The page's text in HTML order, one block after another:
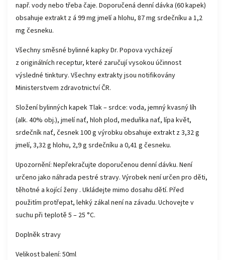
např. vody nebo třeba čaje. Doporučená denní dávka (60 kapek)
obsahuje extrakt z á 99 mg jmelí a hlohu, 87 mg srdečníku a 1,2
mg česneku.
Všechny směsné bylinné kapky Dr. Popova vycházejí
z originálních receptur, které zaručují vysokou účinnost
výsledné tinktury. Všechny extrakty jsou notifikovány
Ministerstvem zdravotnictví ČR.
Složení bylinných kapek Tlak – srdce: voda, jemný kvasný líh
(alk. 40% obj.), jmelí nať, hloh plod, meduňka nať, lípa květ,
srdečník nať, česnek 100 g výrobku obsahuje extrakt z 3,32 g
jmelí, 3,32 g hlohu, 2,9 g srdečníku a 0,41 g česneku.
Upozornění: Nepřekračujte doporučenou denní dávku. Není
určeno jako náhrada pestré stravy. Výrobek není určen pro děti,
těhotné a kojící ženy . Ukládejte mimo dosahu dětí. Před
použitím protřepat, lehký zákal není na závadu. Uchovejte v
suchu při teplotě 5 – 25 °C.
Doplněk stravy
Velikost balení: 50ml